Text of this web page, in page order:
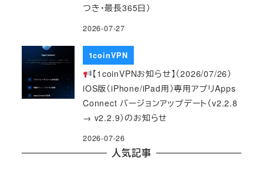
つき・最長365日）
2026-07-27
1coinVPN
【1coinVPNお知らせ】（2026/07/26）
iOS版（iPhone/iPad用）専用アプリApps
Connect バージョンアップデート（v2.2.8
→ v2.2.9）のお知らせ
2026-07-26
人気記事